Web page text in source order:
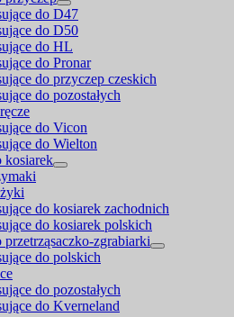
do D47
do D50
do HL
do Pronar
do przyczep czeskich
do pozostałych
do Vicon
do Wielton
kosiarek
do kosiarek zachodnich
do kosiarek polskich
przetrząsaczko-zgrabiarki
do polskich
do pozostałych
do Kverneland